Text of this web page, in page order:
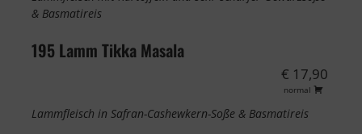
& Basmatireis
195 Lamm Tikka Masala
€ 17,90
normal
Lammfleisch in Safran-Cashewkern-Soße & Basmatireis